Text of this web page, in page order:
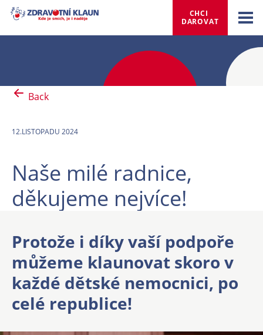
CHCI
DAROVAT
Back
12.LISTOPADU 2024
Naše milé radnice,
děkujeme nejvíce!
Protože i díky vaší podpoře
můžeme klaunovat skoro v
každé dětské nemocnici, po
celé republice!